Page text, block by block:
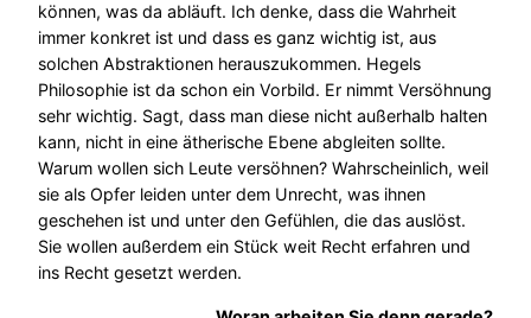
können, was da abläuft. Ich denke, dass die Wahrheit
immer konkret ist und dass es ganz wichtig ist, aus
solchen Abstraktionen herauszukommen. Hegels
Philosophie ist da schon ein Vorbild. Er nimmt Versöhnung
sehr wichtig. Sagt, dass man diese nicht außerhalb halten
kann, nicht in eine ätherische Ebene abgleiten sollte.
Warum wollen sich Leute versöhnen? Wahrscheinlich, weil
sie als Opfer leiden unter dem Unrecht, was ihnen
geschehen ist und unter den Gefühlen, die das auslöst.
Sie wollen außerdem ein Stück weit Recht erfahren und
ins Recht gesetzt werden.